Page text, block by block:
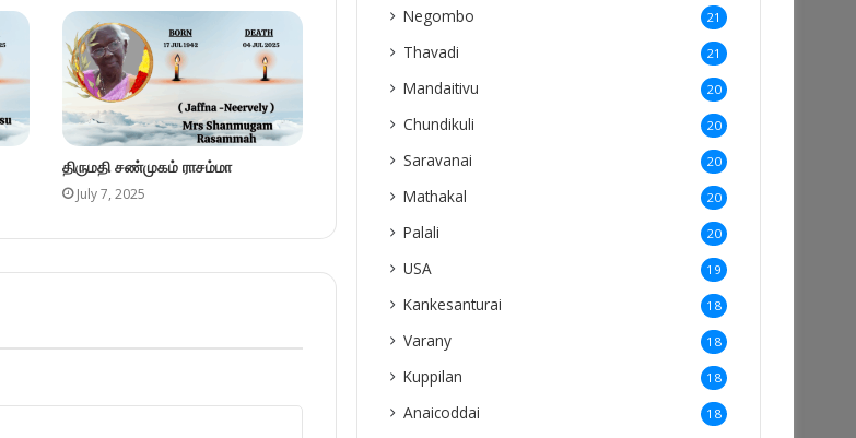
திருமதி சண்முகம் ராசம்மா
July 7, 2025
Negombo 21
Thavadi 21
Mandaitivu 20
Chundikuli 20
Saravanai 20
Mathakal 20
Palali 20
USA 19
Kankesanturai 18
Varany 18
Kuppilan 18
Anaicoddai 18